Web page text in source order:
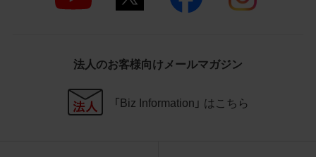
当社は、商品写真データの正確性、完全性、
ん。また、商品写真データの利用に起因し
の賠償の責任を負いません。また、商品写
真データの内容は予告なしに変更又は掲載
法人のお客様向けメールマガジン
「Biz Information」 はこちら